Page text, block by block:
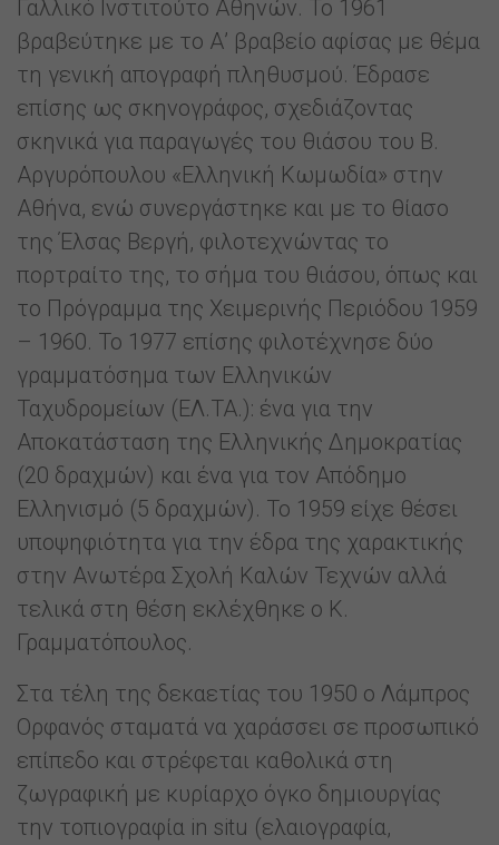
Γαλλικό Ινστιτούτο Αθηνών. Το 1961
βραβεύτηκε με το Α’ βραβείο αφίσας με θέμα
τη γενική απογραφή πληθυσμού. Έδρασε
επίσης ως σκηνογράφος, σχεδιάζοντας
σκηνικά για παραγωγές του θιάσου του Β.
Αργυρόπουλου «Ελληνική Κωμωδία» στην
Αθήνα, ενώ συνεργάστηκε και με το θίασο
της Έλσας Βεργή, φιλοτεχνώντας το
πορτραίτο της, το σήμα του θιάσου, όπως και
το Πρόγραμμα της Χειμερινής Περιόδου 1959
– 1960. Το 1977 επίσης φιλοτέχνησε δύο
γραμματόσημα των Ελληνικών
Ταχυδρομείων (ΕΛ.ΤΑ.): ένα για την
Αποκατάσταση της Ελληνικής Δημοκρατίας
(20 δραχμών) και ένα για τον Απόδημο
Ελληνισμό (5 δραχμών). Το 1959 είχε θέσει
υποψηφιότητα για την έδρα της χαρακτικής
στην Ανωτέρα Σχολή Καλών Τεχνών αλλά
τελικά στη θέση εκλέχθηκε ο Κ.
Γραμματόπουλος.
Στα τέλη της δεκαετίας του 1950 ο Λάμπρος
Ορφανός σταματά να χαράσσει σε προσωπικό
επίπεδο και στρέφεται καθολικά στη
ζωγραφική με κυρίαρχο όγκο δημιουργίας
την τοπιογραφία in situ (ελαιογραφία,